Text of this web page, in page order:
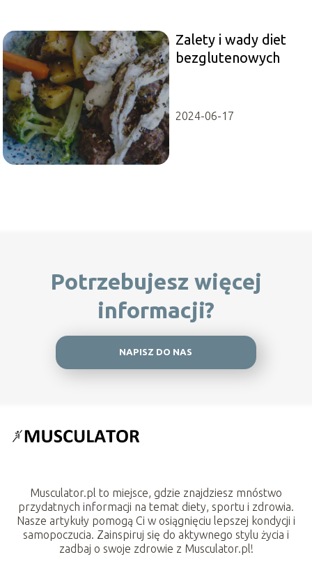
Zalety i wady diet
bezglutenowych
2024-06-17
Potrzebujesz więcej
informacji?
NAPISZ DO NAS
Musculator.pl to miejsce, gdzie znajdziesz mnóstwo
przydatnych informacji na temat diety, sportu i zdrowia.
Nasze artykuły pomogą Ci w osiągnięciu lepszej kondycji i
samopoczucia. Zainspiruj się do aktywnego stylu życia i
zadbaj o swoje zdrowie z Musculator.pl!